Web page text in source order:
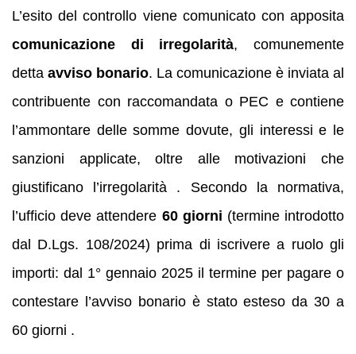
L’esito del controllo viene comunicato con apposita
comunicazione di irregolarità, comunemente
detta avviso bonario. La comunicazione è inviata al
contribuente con raccomandata o PEC e contiene
l’ammontare delle somme dovute, gli interessi e le
sanzioni applicate, oltre alle motivazioni che
giustificano l’irregolarità . Secondo la normativa,
l’ufficio deve attendere 60 giorni (termine introdotto
dal D.Lgs. 108/2024) prima di iscrivere a ruolo gli
importi: dal 1° gennaio 2025 il termine per pagare o
contestare l’avviso bonario è stato esteso da 30 a
60 giorni .